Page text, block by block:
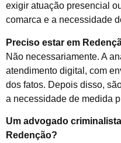
exigir atuação presencial
comarca e a necessidade
Preciso estar em
Não necessariamente. A
atendimento digital, com
dos fatos. Depois disso,
a necessidade de medida
Um advogado
Redenção?